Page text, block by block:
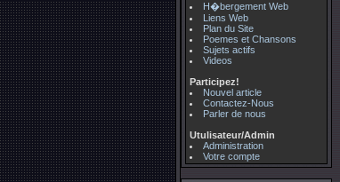
H�bergement Web
Liens Web
Plan du Site
Poemes et Chansons
Sujets actifs
Videos
Participez!
Nouvel article
Contactez-Nous
Parler de nous
Utulisateur/Admin
Administration
Votre compte